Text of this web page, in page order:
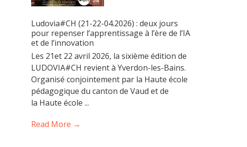
Ludovia#CH (21-22-04.2026) : deux jours
pour repenser l’apprentissage à l’ère de l’IA
et de l’innovation
Les 21et 22 avril 2026, la sixième édition de
LUDOVIA#CH revient à Yverdon-les-Bains.
Organisé conjointement par la Haute école
pédagogique du canton de Vaud et de
la Haute école ...
Read More →